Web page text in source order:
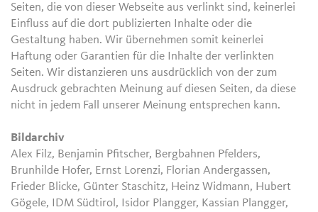
Seiten, die von dieser Webseite aus verlinkt sind, keinerlei
Einfluss auf die dort publizierten Inhalte oder die
Gestaltung haben. Wir übernehmen somit keinerlei
Haftung oder Garantien für die Inhalte der verlinkten
Seiten. Wir distanzieren uns ausdrücklich von der zum
Ausdruck gebrachten Meinung auf diesen Seiten, da diese
nicht in jedem Fall unserer Meinung entsprechen kann.
Bildarchiv
Alex Filz, Benjamin Pfitscher, Bergbahnen Pfelders,
Brunhilde Hofer, Ernst Lorenzi, Florian Andergassen,
Frieder Blicke, Günter Staschitz, Heinz Widmann, Hubert
Gögele, IDM Südtirol, Isidor Plangger, Kassian Plangger,